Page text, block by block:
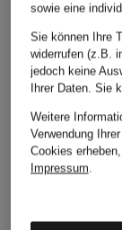
sowie eine
Sie können Ihre
widerrufen (z.B.
jedoch keine
Ihrer Daten. Sie
Weitere
Verwendung
Cookies
Impressum.